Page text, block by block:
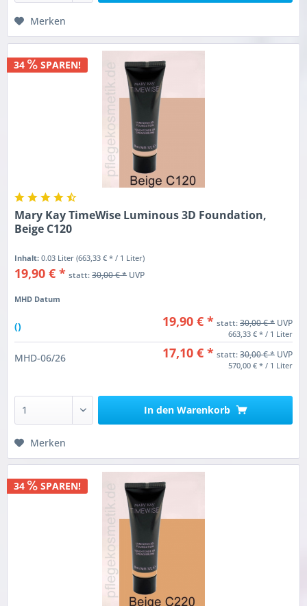
Merken
34 SPAREN!
Mary Kay TimeWise Luminous 3D Foundation,
Beige C120
Inhalt:0.03 Liter(663,33 € * / 1 Liter)
19,90 € * statt:30,00 € *UVP
MHD Datum
() 19,90 € * statt:30,00 € * UVP
663,33 € * / 1 Liter
MHD-06/26 17,10 € * statt:30,00 € * UVP
570,00 € * / 1 Liter
In den Warenkorb
Merken
34 SPAREN!